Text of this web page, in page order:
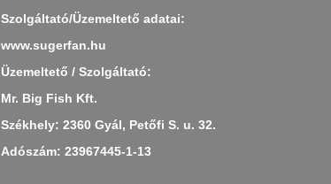
Szolgáltató/Üzemeltető adatai:
www.sugerfan.hu
Üzemeltető / Szolgáltató:
Mr. Big Fish Kft.
Székhely: 2360 Gyál, Petőfi S. u. 32.
Adószám: 23967445-1-13